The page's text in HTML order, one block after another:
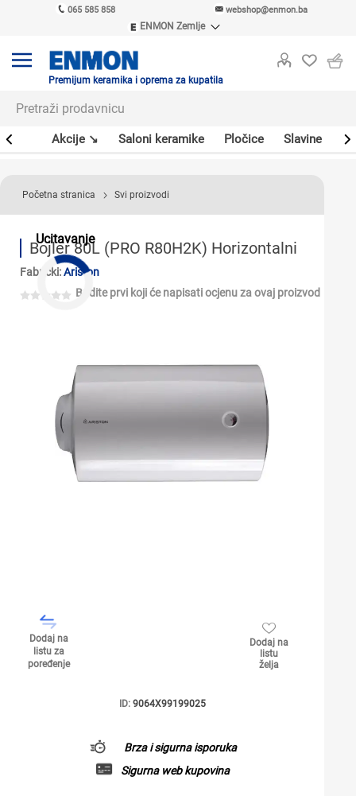
065 585 858 webshop@enmon.ba
ENMON Zemlje
ENMON MKD
Premijum keramika i oprema za kupatila
Akcije ↘ Saloni keramike Pločice Slavine
Ucitavanje
Početna stranica Svi proizvodi
Bojler 80L (PRO R80H2K) Horizontalni
Fabrički:Ariston
Budite prvi koji će napisati ocjenu za ovaj proizvod
Dodaj na
listu za
poređenje
Dodaj na
listu
želja
ID: 9064X99199025
Brza i sigurna isporuka
Sigurna web kupovina